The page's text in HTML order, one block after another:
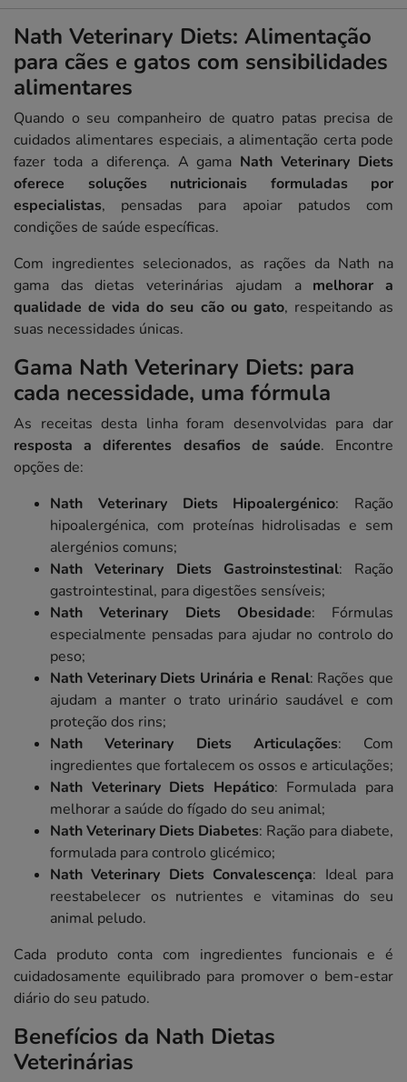
Nath Veterinary Diets: Alimentação
para cães e gatos com sensibilidades
alimentares
Quando o seu companheiro de quatro patas precisa de
cuidados alimentares especiais, a alimentação certa pode
fazer toda a diferença. A gama Nath Veterinary Diets
oferece soluções nutricionais formuladas por
especialistas, pensadas para apoiar patudos com
condições de saúde específicas.
Com ingredientes selecionados, as rações da Nath na
gama das dietas veterinárias ajudam a melhorar a
qualidade de vida do seu cão ou gato, respeitando as
suas necessidades únicas.
Gama Nath Veterinary Diets: para
cada necessidade, uma fórmula
As receitas desta linha foram desenvolvidas para dar
resposta a diferentes desafios de saúde. Encontre
opções de:
Nath Veterinary Diets Hipoalergénico: Ração
hipoalergénica, com proteínas hidrolisadas e sem
alergénios comuns;
Nath Veterinary Diets Gastroinstestinal: Ração
gastrointestinal, para digestões sensíveis;
Nath Veterinary Diets Obesidade: Fórmulas
especialmente pensadas para ajudar no controlo do
peso;
Nath Veterinary Diets Urinária e Renal: Rações que
ajudam a manter o trato urinário saudável e com
proteção dos rins;
Nath Veterinary Diets Articulações: Com
ingredientes que fortalecem os ossos e articulações;
Nath Veterinary Diets Hepático: Formulada para
melhorar a saúde do fígado do seu animal;
Nath Veterinary Diets Diabetes: Ração para diabete,
formulada para controlo glicémico;
Nath Veterinary Diets Convalescença: Ideal para
reestabelecer os nutrientes e vitaminas do seu
animal peludo.
Cada produto conta com ingredientes funcionais e é
cuidadosamente equilibrado para promover o bem-estar
diário do seu patudo.
Benefícios da Nath Dietas
Veterinárias